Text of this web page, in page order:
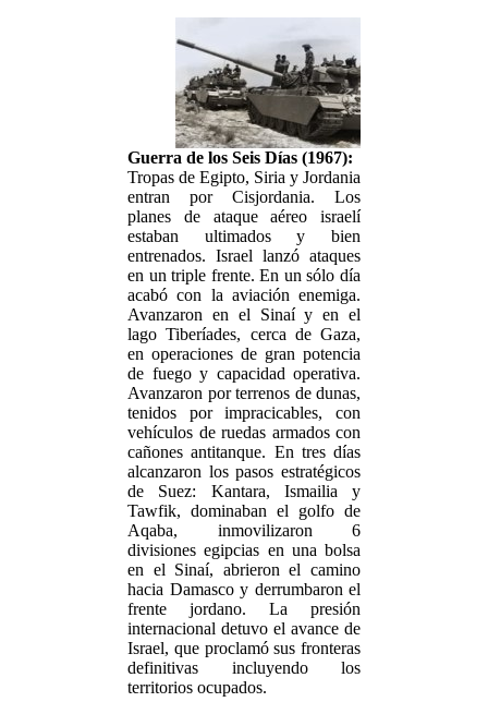
Guerra de los Seis Días (1967):
Tropas de Egipto, Siria y Jordania
entran por Cisjordania. Los
planes de ataque aéreo israelí
estaban ultimados y bien
entrenados. Israel lanzó ataques
en un triple frente. En un sólo día
acabó con la aviación enemiga.
Avanzaron en el Sinaí y en el
lago Tiberíades, cerca de Gaza,
en operaciones de gran potencia
de fuego y capacidad operativa.
Avanzaron por terrenos de dunas,
tenidos por impracicables, con
vehículos de ruedas armados con
cañones antitanque. En tres días
alcanzaron los pasos estratégicos
de Suez: Kantara, Ismailia y
Tawfik, dominaban el golfo de
Aqaba, inmovilizaron 6
divisiones egipcias en una bolsa
en el Sinaí, abrieron el camino
hacia Damasco y derrumbaron el
frente jordano. La presión
internacional detuvo el avance de
Israel, que proclamó sus fronteras
definitivas incluyendo los
territorios ocupados.